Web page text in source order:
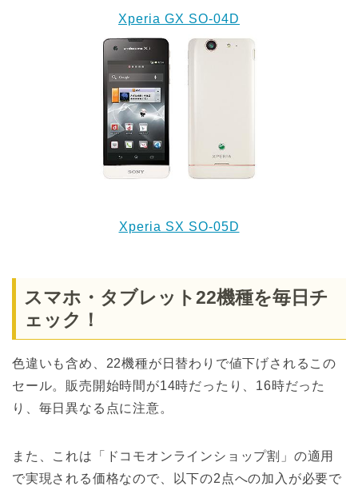
Xperia GX SO-04D
Xperia SX SO-05D
スマホ・タブレット22機種を毎日チ
ェック！
色違いも含め、22機種が日替わりで値下げされるこの
セール。販売開始時間が14時だったり、16時だった
り、毎日異なる点に注意。
また、これは「ドコモオンラインショップ割」の適用
で実現される価格なので、以下の2点への加入が必要で